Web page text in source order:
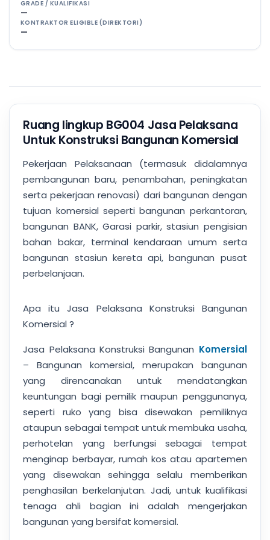
GRADE / KUALIFIKASI
—
KONTRAKTOR ELIGIBLE (DIREKTORI)
—
Ruang lingkup BG004 Jasa Pelaksana
Untuk Konstruksi Bangunan Komersial
Pekerjaan Pelaksanaan (termasuk didalamnya
pembangunan baru, penambahan, peningkatan
serta pekerjaan renovasi) dari bangunan dengan
tujuan komersial seperti bangunan perkantoran,
bangunan BANK, Garasi parkir, stasiun pengisian
bahan bakar, terminal kendaraan umum serta
bangunan stasiun kereta api, bangunan pusat
perbelanjaan.
Apa itu Jasa Pelaksana Konstruksi Bangunan
Komersial ?
Jasa Pelaksana Konstruksi Bangunan Komersial
– Bangunan komersial, merupakan bangunan
yang direncanakan untuk mendatangkan
keuntungan bagi pemilik maupun penggunanya,
seperti ruko yang bisa disewakan pemiliknya
ataupun sebagai tempat untuk membuka usaha,
perhotelan yang berfungsi sebagai tempat
menginap berbayar, rumah kos atau apartemen
yang disewakan sehingga selalu memberikan
penghasilan berkelanjutan. Jadi, untuk kualifikasi
tenaga ahli bagian ini adalah mengerjakan
bangunan yang bersifat komersial.